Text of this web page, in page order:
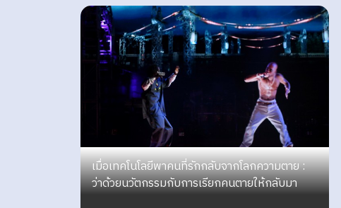
เมื่อเทคโนโลยีพาคนที่รักกลับจากโลกความตาย :
ว่าด้วยนวัตกรรมกับการเรียกคนตายให้กลับมา